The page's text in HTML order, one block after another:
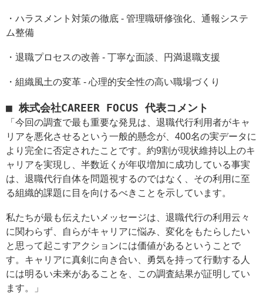
・ハラスメント対策の徹底 - 管理職研修強化、通報システ
ム整備
・退職プロセスの改善 - 丁寧な面談、円満退職支援
・組織風土の変革 - 心理的安全性の高い職場づくり
■ 株式会社CAREER FOCUS 代表コメント
「今回の調査で最も重要な発見は、退職代行利用者がキャ
リアを悪化させるという一般的懸念が、400名の実データに
より完全に否定されたことです。約9割が現状維持以上のキ
ャリアを実現し、半数近くが年収増加に成功している事実
は、退職代行自体を問題視するのではなく、その利用に至
る組織的課題に目を向けるべきことを示しています。
私たちが最も伝えたいメッセージは、退職代行の利用云々
に関わらず、自らがキャリアに悩み、変化をもたらしたい
と思って起こすアクションには価値があるということで
す。キャリアに真剣に向き合い、勇気を持って行動する人
には明るい未来があることを、この調査結果が証明してい
ます。」